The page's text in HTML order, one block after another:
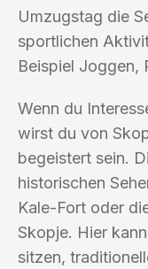
Umzugstag die
sportlichen
Beispiel Joggen,
Wenn du
wirst du von
begeistert sein.
historischen
Kale-Fort oder
Skopje. Hier
sitzen,